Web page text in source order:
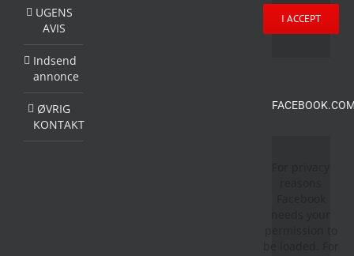
UGENS
AVIS
Indsend
annonce
ØVRIG
KONTAKT
I ACCEPT